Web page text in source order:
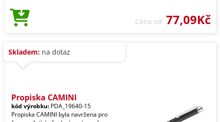
Cena od 77,09Kč
Skladem: na dotaz
Propiska CAMINI
kód výrobku: PDA_19640-15
Propiska CAMINI byla navržena pro